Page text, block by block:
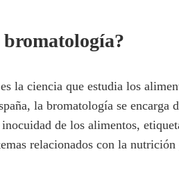
bromatología?
la ciencia que estudia los
la bromatología se encarga
de los alimentos,
relacionados con la